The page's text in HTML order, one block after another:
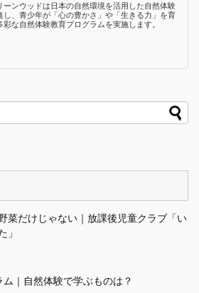
ーンウッドは日本の自然環境を活用した自然体験
し、青少年が「心の豊かさ」や「生きる力」を育
彩な自然体験教育プログラムを実施します。
菜だけじゃない｜放課後児童クラブ「い
」
｜自然体験で学ぶものは？